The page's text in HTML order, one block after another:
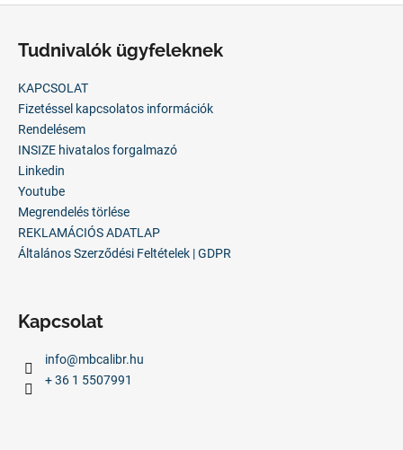
Tudnivalók ügyfeleknek
KAPCSOLAT
Fizetéssel kapcsolatos információk
Rendelésem
INSIZE hivatalos forgalmazó
Linkedin
Youtube
Megrendelés törlése
REKLAMÁCIÓS ADATLAP
Általános Szerződési Feltételek | GDPR
Kapcsolat
info@mbcalibr.hu
+ 36 1 5507991